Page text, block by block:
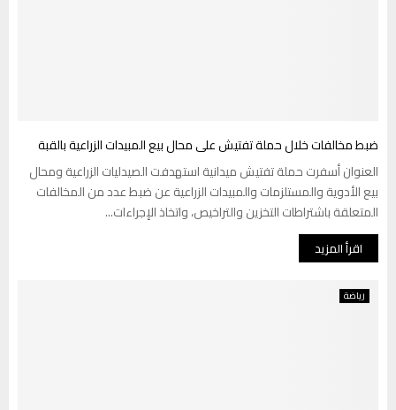
ضبط مخالفات خلال حملة تفتيش على محال بيع المبيدات الزراعية بالقبة
العنوان أسفرت حملة تفتيش ميدانية استهدفت الصيدليات الزراعية ومحال
بيع الأدوية والمستلزمات والمبيدات الزراعية عن ضبط عدد من المخالفات
المتعلقة باشتراطات التخزين والتراخيص، واتخاذ الإجراءات...
اقرأ المزيد
رياضة